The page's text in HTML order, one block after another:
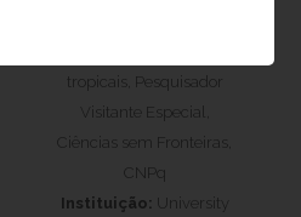
tropicais, Pesquisador
Visitante Especial,
Ciências sem Fronteiras,
CNPq
Instituição: University